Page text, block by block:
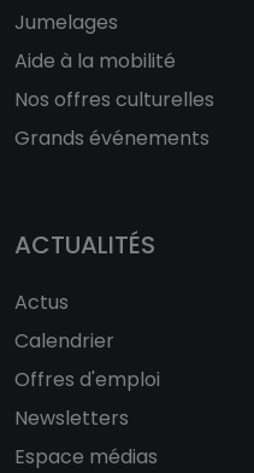
Jumelages
Aide à la mobilité
Nos offres culturelles
Grands événements
ACTUALITÉS
Actus
Calendrier
Offres d'emploi
Newsletters
Espace médias